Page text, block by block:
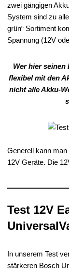
zwei gängigen
System sind zu
grün“ Sortiment
Spannung (12V
Wer hier seinen
flexibel mit den
nicht alle Akku-
Generell kann
12V Geräte. Die
Test 12V
In unserem Test
stärkeren Bosch